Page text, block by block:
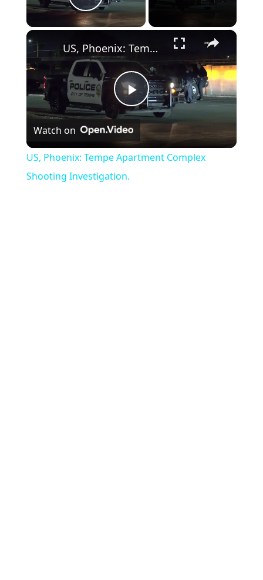
Play Video
×
Play Video
US, Phoenix: Tempe Apartment Complex Shooting Investigation.
Watch on
US, Phoenix: Tempe Apartment Complex
Shooting Investigation.